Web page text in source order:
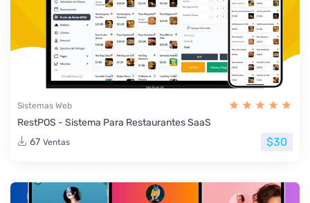
Sistemas Web
RestPOS - Sistema Para Restaurantes SaaS
67 Ventas $30